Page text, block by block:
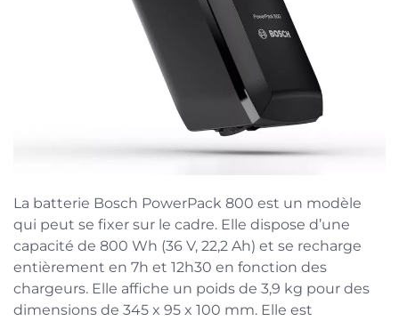
La batterie Bosch PowerPack 800 est un modèle
qui peut se fixer sur le cadre. Elle dispose d’une
capacité de 800 Wh (36 V, 22,2 Ah) et se recharge
entièrement en 7h et 12h30 en fonction des
chargeurs. Elle affiche un poids de 3,9 kg pour des
dimensions de 345 x 95 x 100 mm. Elle est